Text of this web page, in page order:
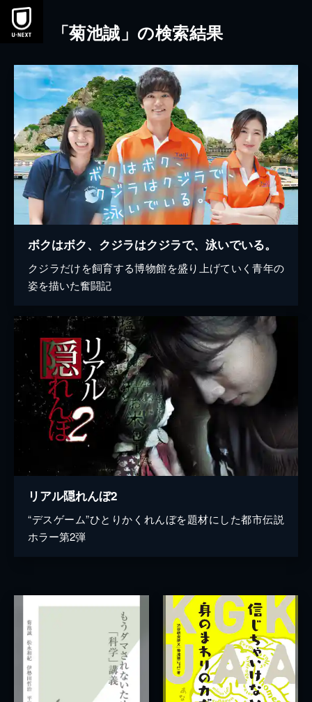
本文へスキップ
「菊池誠」の検索結果
ボクはボク、クジラはクジラで、泳いでいる。
クジラだけを飼育する博物館を盛り上げていく青年の
姿を描いた奮闘記
リアル隠れんぼ2
“デスゲーム”ひとりかくれんぼを題材にした都市伝説
ホラー第2弾